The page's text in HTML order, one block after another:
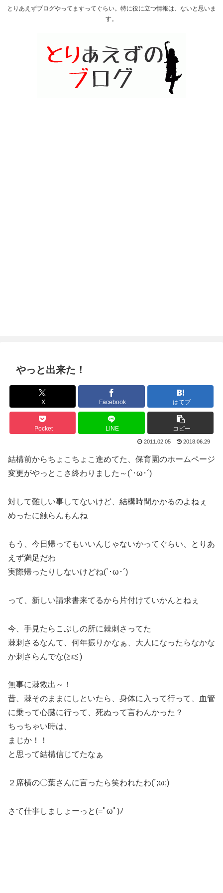
とりあえずブログやってますってぐらい。特に役に立つ情報は、ないと思いま
す。
やっと出来た！
X Facebook はてブ
Pocket LINE コピー
2011.02.05 2018.06.29
結構前からちょこちょこ進めてた、保育園のホームページ
変更がやっとこさ終わりました～(`･ω･´)
対して難しい事してないけど、結構時間かかるのよねぇ
めったに触らんもんね
もう、今日帰ってもいいんじゃないかってぐらい、とりあ
えず満足だわ
実際帰ったりしないけどね(`･ω･´)
って、新しい請求書来てるから片付けていかんとねぇ
今、手見たらこぶしの所に棘刺さってた
棘刺さるなんて、何年振りかなぁ、大人になったらなかな
か刺さらんでな(≧ε≦)
無事に棘救出～！
昔、棘そのままにしといたら、身体に入って行って、血管
に乗って心臓に行って、死ぬって言わんかった？
ちっちゃい時は、
まじか！！
と思って結構信じてたなぁ
２席横の〇葉さんに言ったら笑われたわ(´;ω;)
さて仕事しましょーっと(=ﾟωﾟ)ﾉ